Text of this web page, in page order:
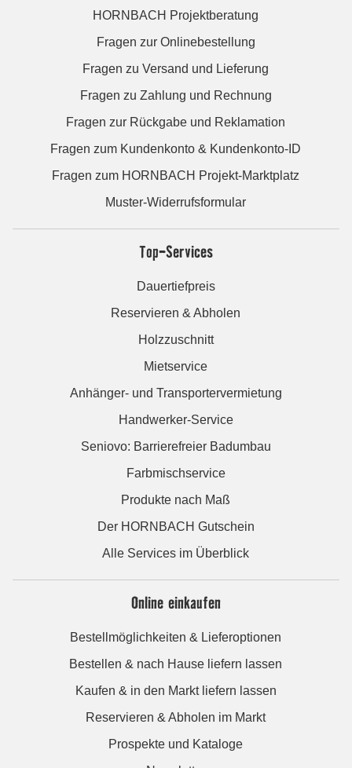
HORNBACH Projektberatung
Fragen zur Onlinebestellung
Fragen zu Versand und Lieferung
Fragen zu Zahlung und Rechnung
Fragen zur Rückgabe und Reklamation
Fragen zum Kundenkonto & Kundenkonto-ID
Fragen zum HORNBACH Projekt-Marktplatz
Muster-Widerrufsformular
Top-Services
Dauertiefpreis
Reservieren & Abholen
Holzzuschnitt
Mietservice
Anhänger- und Transportervermietung
Handwerker-Service
Seniovo: Barrierefreier Badumbau
Farbmischservice
Produkte nach Maß
Der HORNBACH Gutschein
Alle Services im Überblick
Online einkaufen
Bestellmöglichkeiten & Lieferoptionen
Bestellen & nach Hause liefern lassen
Kaufen & in den Markt liefern lassen
Reservieren & Abholen im Markt
Prospekte und Kataloge